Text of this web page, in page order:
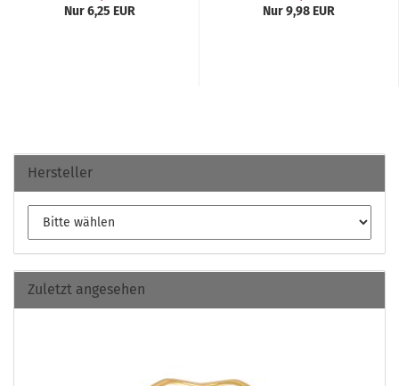
Nur 6,25 EUR
Nur 9,98 EUR
Hersteller
Zuletzt angesehen